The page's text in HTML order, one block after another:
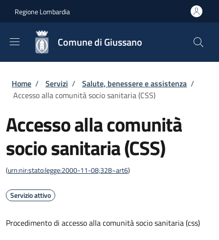
Regione Lombardia
Comune di Giussano
Briciole di pane
Home / Servizi / Salute, benessere e assistenza /
Accesso alla comunità socio sanitaria (CSS)
Accesso alla comunità
socio sanitaria (CSS)
(urn:nir:stato:legge:2000-11-08;328~art6)
Servizio attivo
Procedimento di accesso alla comunità socio sanitaria (css)